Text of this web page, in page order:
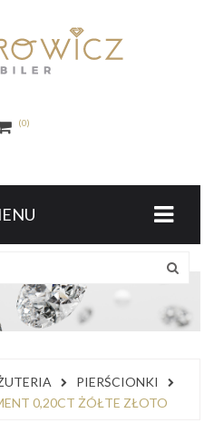
0
PIERŚCIONKI
0,20CT ŻÓŁTE ZŁOTO